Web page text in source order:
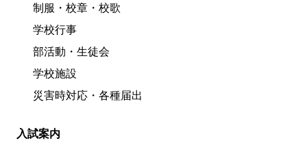
制服・校章・校歌
学校行事
部活動・生徒会
学校施設
災害時対応・各種届出
入試案内